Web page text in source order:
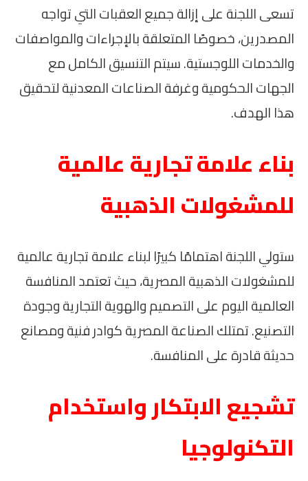
تسعى اللجنة على إزالة جميع العقبات التي تواجه
المصدرين، خصوصًا المتعلقة بالإجراءات والمواصفات
والخدمات اللوجستية. سيتم التنسيق الكامل مع
الجهات الحكومية وغرفة الصناعات المعدنية لتحقيق
هذا الهدف.
بناء علامة تجارية عالمية
للمشغولات الذهبية
ستولي اللجنة اهتمامًا كبيرًا لبناء علامة تجارية عالمية
للمشغولات الذهبية المصرية، حيث تعتمد المنافسة
العالمية اليوم على التصميم والهوية التجارية وجودة
التصنيع. تمتلك الصناعة المصرية كوادر فنية ومصانع
حديثة قادرة على المنافسة.
تشجيع الابتكار واستخدام
التكنولوجيا